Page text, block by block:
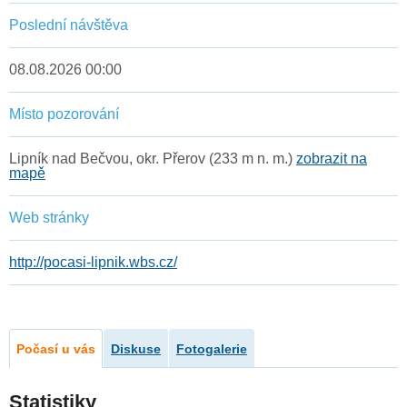
Poslední návštěva
08.08.2026 00:00
Místo pozorování
Lipník nad Bečvou, okr. Přerov (233 m n. m.) zobrazit na
mapě
Web stránky
http://pocasi-lipnik.wbs.cz/
Počasí u vás Diskuse Fotogalerie
Statistiky